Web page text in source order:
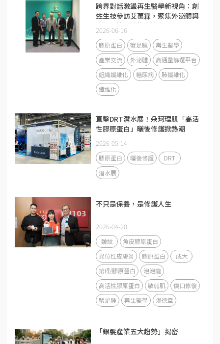
跨界對話激盪再生醫學新視角：創
甡生技參訪艾萬霖，聚焦外泌體與
高通量篩選技術交流
2026-06-16
膠原蛋白 蟹足腫
再生醫學
產業交流
外泌體
高通量篩選平台
組織纖維化
糖尿病
肺纖維化
纖維化
直擊DRT潛水展！朵珂理肌「高活
性膠原蛋白」曬後修護掀熱潮
2026-05-14
膠原蛋白 曬後修護
DRT
潛水展
不只是保養，是修護人生
2026-04-20
皺紋
魚皮膠原蛋白
異位性皮膚炎
膠原蛋白
成大
第I型膠原蛋白
泡泡龍
高活性膠原蛋白
敏弱肌
傷口修復
蟹足腫
再生醫學 湯德章
「銀髮產業五大趨勢」揭密